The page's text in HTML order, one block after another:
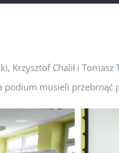
Krzysztof Chalił i
podium musieli